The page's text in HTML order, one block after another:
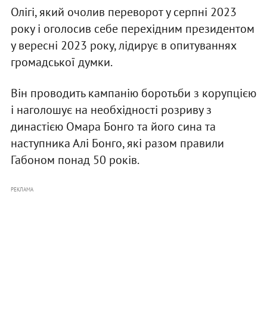
Олігі, який очолив переворот у серпні 2023
року і оголосив себе перехідним президентом
у вересні 2023 року, лідирує в опитуваннях
громадської думки.
Він проводить кампанію боротьби з корупцією
і наголошує на необхідності розриву з
династією Омара Бонго та його сина та
наступника Алі Бонго, які разом правили
Габоном понад 50 років.
РЕКЛАМА